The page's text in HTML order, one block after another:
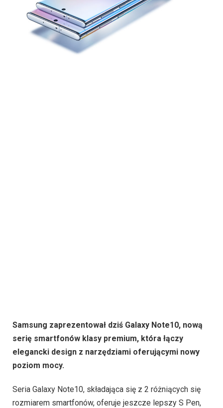
Samsung zaprezentował dziś Galaxy Note10, nową
serię smartfonów klasy premium, która łączy
elegancki design z narzędziami oferującymi nowy
poziom mocy.
Seria Galaxy Note10, składająca się z 2 różniących się
rozmiarem smartfonów, oferuje jeszcze lepszy S Pen,